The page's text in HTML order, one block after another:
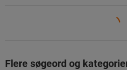
Flere søgeord og